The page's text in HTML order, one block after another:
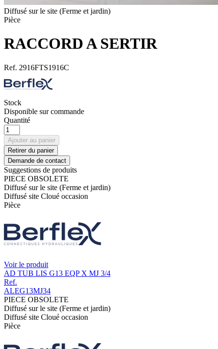
Diffusé sur le site (Ferme et jardin)
Pièce
RACCORD A SERTIR
Ref. 2916FTS1916C
Stock
Disponible sur commande
Quantité
Ajouter au panier
Retirer du panier
Demande de contact
Suggestions de produits
PIECE OBSOLETE
Diffusé sur le site (Ferme et jardin)
Diffusé site Cloué occasion
Pièce
Voir le produit
AD TUB LIS G13 EQP X MJ 3/4
Ref.
ALEG13MJ34
PIECE OBSOLETE
Diffusé sur le site (Ferme et jardin)
Diffusé site Cloué occasion
Pièce